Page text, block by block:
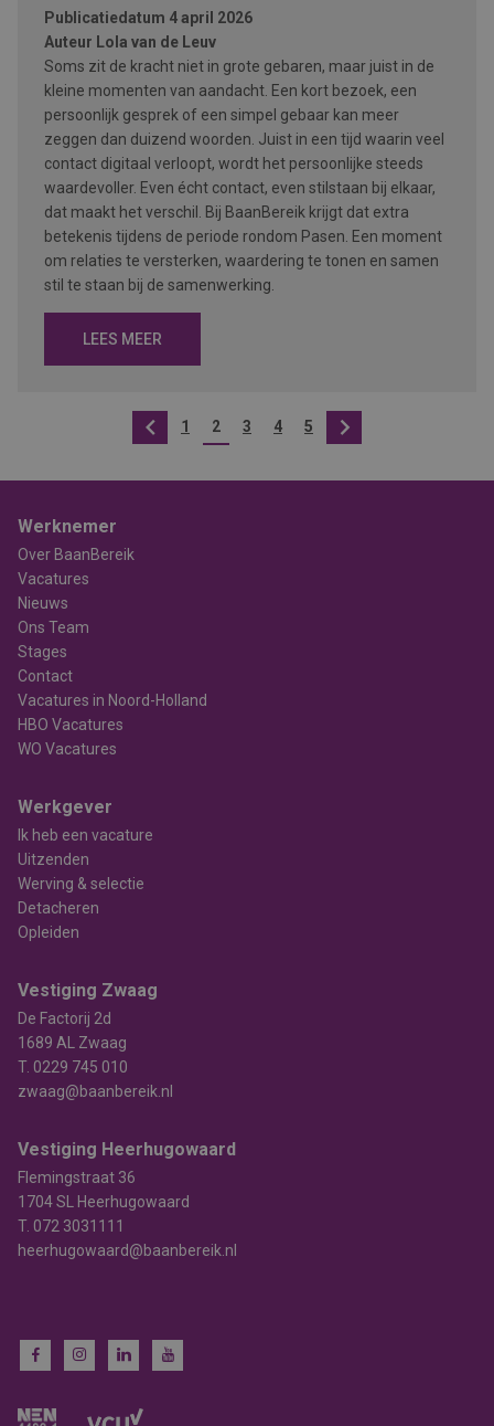
Publicatiedatum 4 april 2026
Auteur Lola van de Leuv
Soms zit de kracht niet in grote gebaren, maar juist in de
kleine momenten van aandacht. Een kort bezoek, een
persoonlijk gesprek of een simpel gebaar kan meer
zeggen dan duizend woorden. Juist in een tijd waarin veel
contact digitaal verloopt, wordt het persoonlijke steeds
waardevoller. Even écht contact, even stilstaan bij elkaar,
dat maakt het verschil. Bij BaanBereik krijgt dat extra
betekenis tijdens de periode rondom Pasen. Een moment
om relaties te versterken, waardering te tonen en samen
stil te staan bij de samenwerking.
LEES MEER
Vorige
1 2 3 4 5
Werknemer
Over BaanBereik
Vacatures
Nieuws
Ons Team
Stages
Contact
Vacatures in Noord-Holland
HBO Vacatures
WO Vacatures
Werkgever
Ik heb een vacature
Uitzenden
Werving & selectie
Detacheren
Opleiden
Vestiging Zwaag
De Factorij 2d
1689 AL Zwaag
T. 0229 745 010
zwaag@baanbereik.nl
Vestiging Heerhugowaard
Flemingstraat 36
1704 SL Heerhugowaard
T. 072 3031111
heerhugowaard@baanbereik.nl